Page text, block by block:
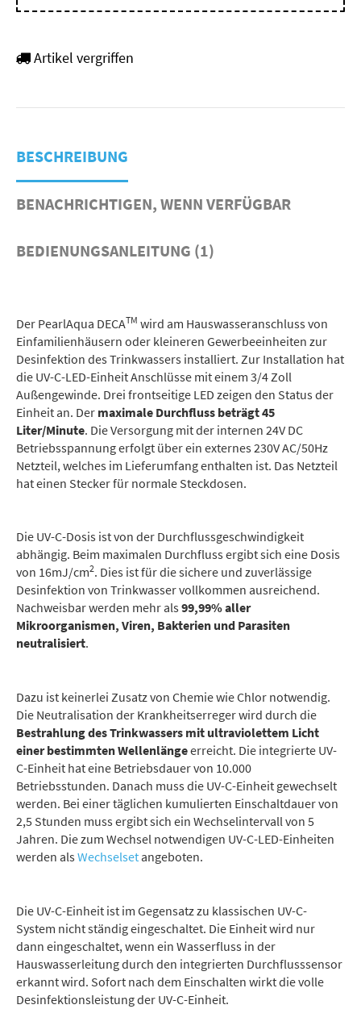
Artikel vergriffen
BESCHREIBUNG
BENACHRICHTIGEN, WENN VERFÜGBAR
BEDIENUNGSANLEITUNG (1)
Der PearlAqua DECATM wird am Hauswasseranschluss von
Einfamilienhäusern oder kleineren Gewerbeeinheiten zur
Desinfektion des Trinkwassers installiert. Zur Installation hat
die UV-C-LED-Einheit Anschlüsse mit einem 3/4 Zoll
Außengewinde. Drei frontseitige LED zeigen den Status der
Einheit an. Der maximale Durchfluss beträgt 45
Liter/Minute. Die Versorgung mit der internen 24V DC
Betriebsspannung erfolgt über ein externes 230V AC/50Hz
Netzteil, welches im Lieferumfang enthalten ist. Das Netzteil
hat einen Stecker für normale Steckdosen.
Die UV-C-Dosis ist von der Durchflussgeschwindigkeit
abhängig. Beim maximalen Durchfluss ergibt sich eine Dosis
von 16mJ/cm2. Dies ist für die sichere und zuverlässige
Desinfektion von Trinkwasser vollkommen ausreichend.
Nachweisbar werden mehr als 99,99% aller
Mikroorganismen, Viren, Bakterien und Parasiten
neutralisiert.
Dazu ist keinerlei Zusatz von Chemie wie Chlor notwendig.
Die Neutralisation der Krankheitserreger wird durch die
Bestrahlung des Trinkwassers mit ultraviolettem Licht
einer bestimmten Wellenlängeerreicht. Die integrierte UV-
C-Einheit hat eine Betriebsdauer von 10.000
Betriebsstunden. Danach muss die UV-C-Einheit gewechselt
werden. Bei einer täglichen kumulierten Einschaltdauer von
2,5 Stunden muss ergibt sich ein Wechselintervall von 5
Jahren. Die zum Wechsel notwendigen UV-C-LED-Einheiten
werden als Wechselset angeboten.
Die UV-C-Einheit ist im Gegensatz zu klassischen UV-C-
System nicht ständig eingeschaltet. Die Einheit wird nur
dann eingeschaltet, wenn ein Wasserfluss in der
Hauswasserleitung durch den integrierten Durchflusssensor
erkannt wird. Sofort nach dem Einschalten wirkt die volle
Desinfektionsleistung der UV-C-Einheit.